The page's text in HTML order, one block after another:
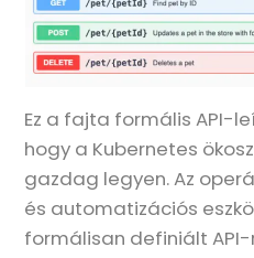
Ez a fajta formális API-
hogy a Kubernetes
gazdag legyen. Az
és automatizációs
formálisan definiált API-